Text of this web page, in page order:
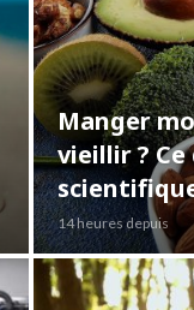
Manger
vieillir ?
14 heures depuis